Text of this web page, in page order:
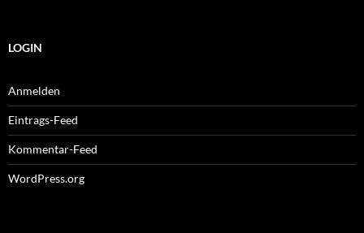
LOGIN
Anmelden
Eintrags-Feed
Kommentar-Feed
WordPress.org